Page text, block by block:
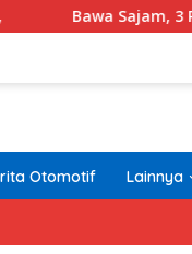
3 Pelajar Anggota
Otomotif Lainnya